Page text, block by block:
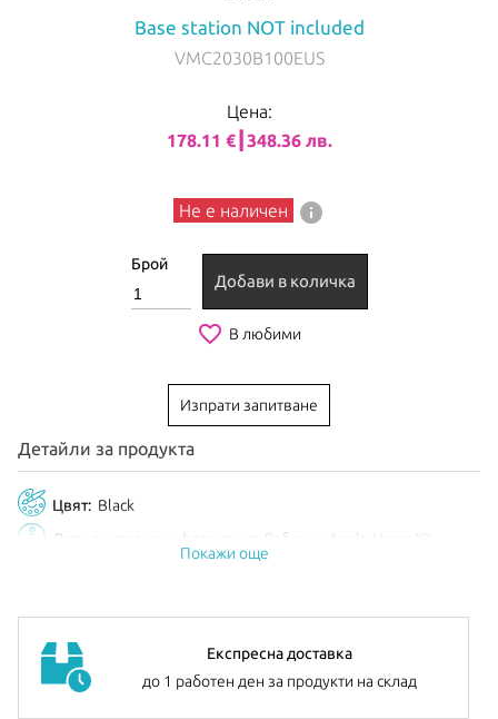
Base station NOT included
VMC2030B100EUS
Цена:
178.11 €┃348.36 лв.
Не е наличен info
Брой
Добави в количка
favorite_border В любими
Изпрати запитване
Детайли за продукта
Цвят: Black
Допълнителна информация:
Работи с Apple HomeKit
Покажи още
Експресна доставка
до 1 работен ден за продукти на склад